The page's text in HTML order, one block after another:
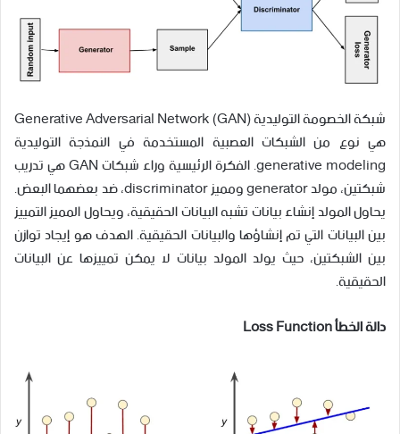
شبكة الخصومة التوليدية Generative Adversarial Network (GAN)
هي نوع من الشبكات العصبية المستخدمة في النمذجة التوليدية
generative modeling. الفكرة الرئيسية وراء شبكات GAN هي تدريب
شبكتين، مولد generator ومميز discriminator، ضد بعضهما البعض.
يحاول المولد إنشاء بيانات تشبه البيانات الحقيقية، ويحاول المميز التمييز
بين البيانات التي تم إنشاؤها والبيانات الحقيقية. الهدف هو إيجاد توازن
بين الشبكتين، حيث يولد المولد بيانات لا يمكن تمييزها عن البيانات
الحقيقية.
دالة الخطأ Loss Function